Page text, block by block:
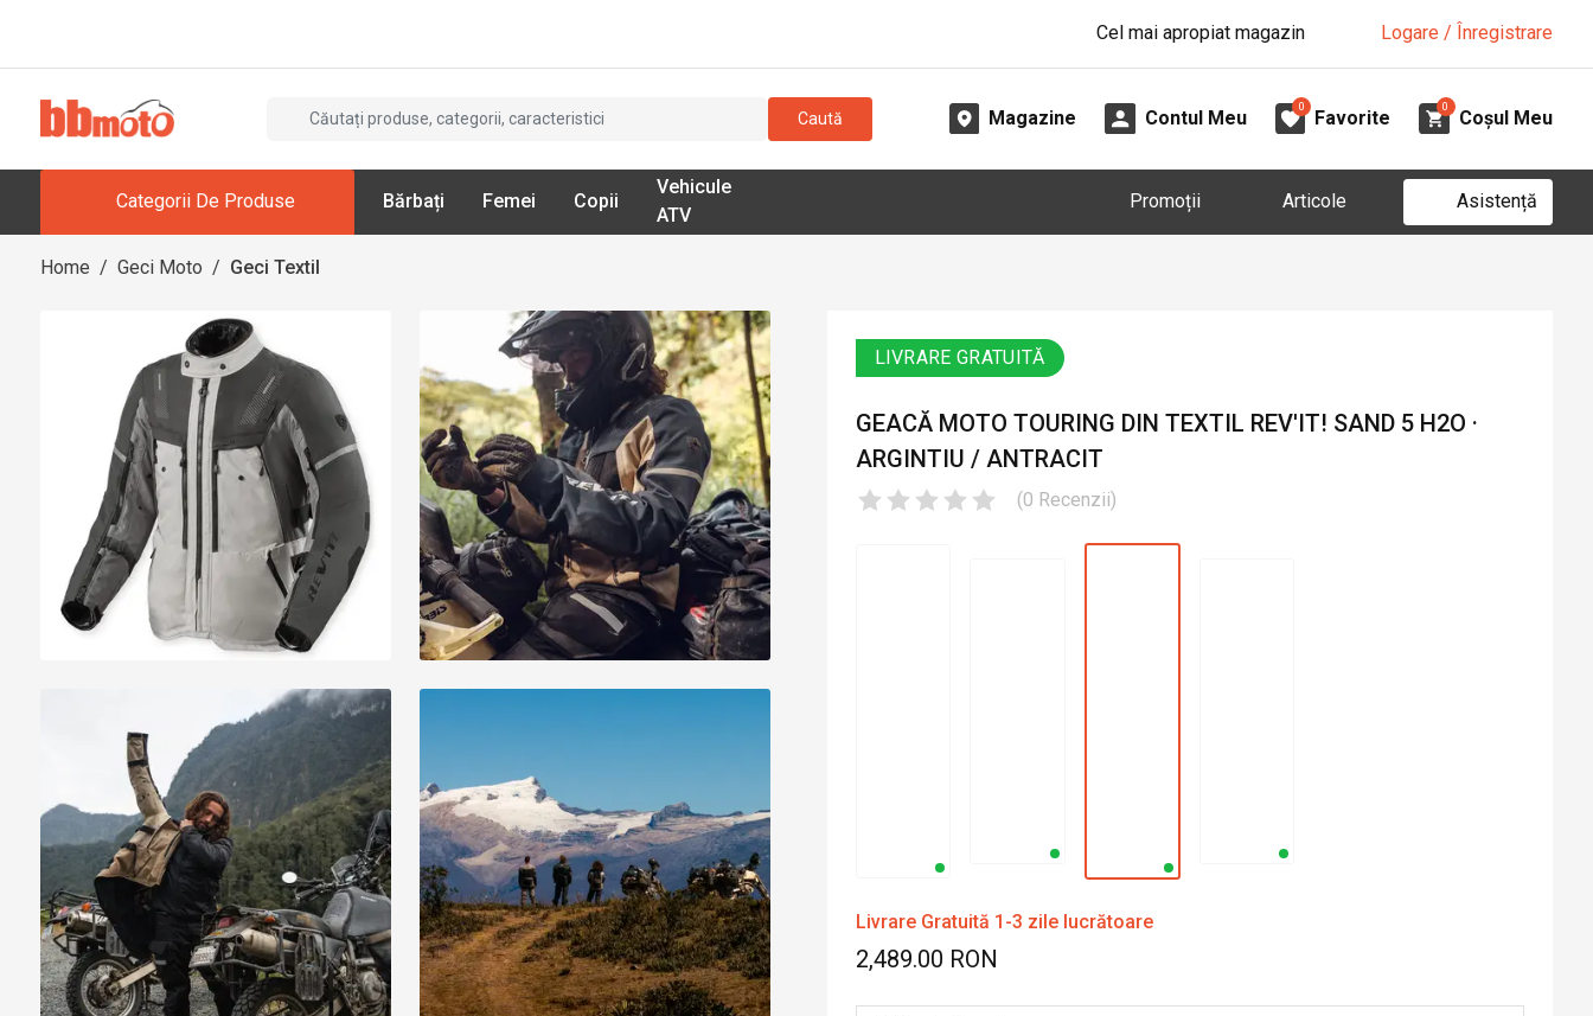
Cel mai apropiat magazin Logare / Înregistrare
Caută Magazine Contul Meu
0
Favorite
0
Coșul Meu
Categorii De Produse Bărbați Femei Copii
Vehicule
ATV
Promoții Articole Asistență
Home / Geci Moto / Geci Textil
LIVRARE GRATUITĂ
GEACĂ MOTO TOURING DIN TEXTIL REV'IT! SAND 5 H2O ·
ARGINTIU / ANTRACIT
(0 Recenzii)
Livrare Gratuită 1-3 zile lucrătoare
2,489.00 RON